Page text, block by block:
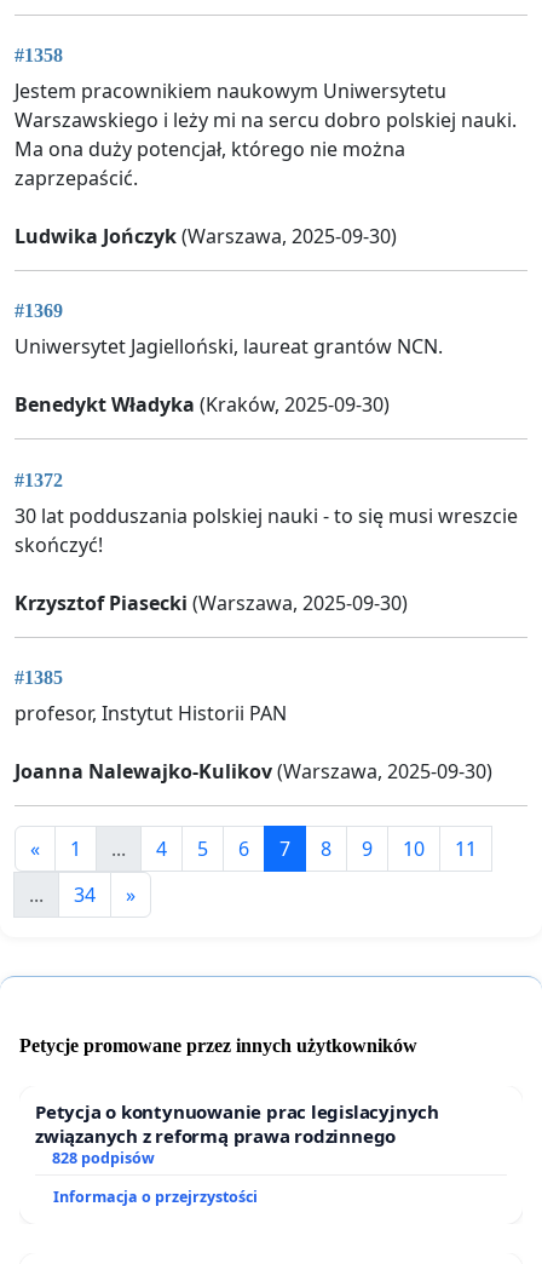
#1358
Jestem pracownikiem naukowym Uniwersytetu
Warszawskiego i leży mi na sercu dobro polskiej nauki.
Ma ona duży potencjał, którego nie można
zaprzepaścić.
Ludwika Jończyk(Warszawa, 2025-09-30)
#1369
Uniwersytet Jagielloński, laureat grantów NCN.
Benedykt Władyka (Kraków, 2025-09-30)
#1372
30 lat podduszania polskiej nauki - to się musi wreszcie
skończyć!
Krzysztof Piasecki (Warszawa, 2025-09-30)
#1385
profesor, Instytut Historii PAN
Joanna Nalewajko-Kulikov(Warszawa, 2025-09-30)
« 1 ... 4 5 6 7 8 9 10
11
...
34 »
Petycje promowane przez innych użytkowników
Petycja o kontynuowanie prac legislacyjnych
związanych z reformą prawa rodzinnego
828 podpisów
Informacja o przejrzystości